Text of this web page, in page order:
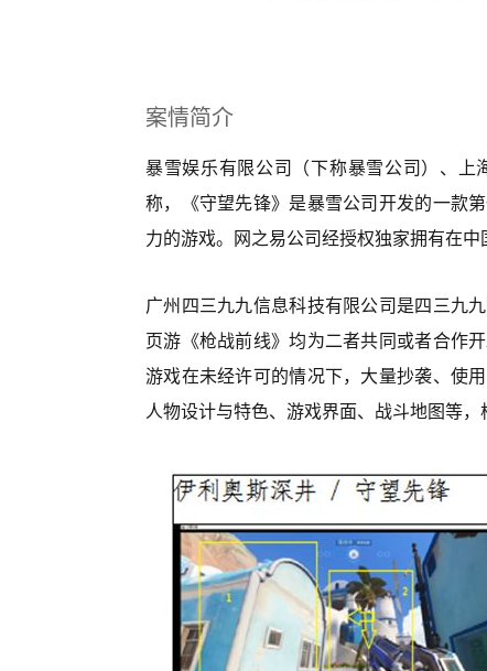
案情简介
暴雪娱乐有限公司（下称暴雪公司）、上
称，《守望先锋》是暴雪公司开发的一款
力的游戏。网之易公司经授权独家拥有在
广州四三九九信息科技有限公司是四三九
页游《枪战前线》均为二者共同或者合作
游戏在未经许可的情况下，大量抄袭、使
人物设计与特色、游戏界面、战斗地图等，